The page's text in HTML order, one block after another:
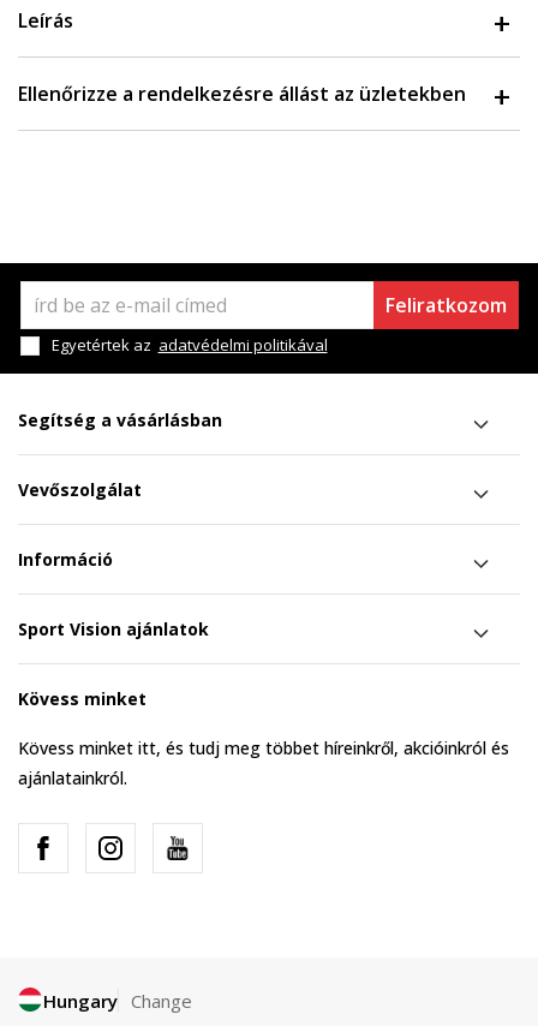
Leírás
Ellenőrizze a rendelkezésre állást az üzletekben
Feliratkozom
Egyetértek az adatvédelmi politikával
Segítség a vásárlásban
Vevőszolgálat
Információ
Sport Vision ajánlatok
Kövess minket
Kövess minket itt, és tudj meg többet híreinkről, akcióinkról és
ajánlatainkról.
Hungary Change